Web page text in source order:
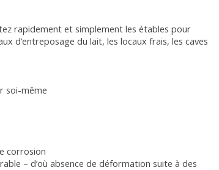
rapidement et simplement les étables pour
d’entreposage du lait, les locaux frais, les caves
soi-même
corrosion
– d’où absence de déformation suite à des